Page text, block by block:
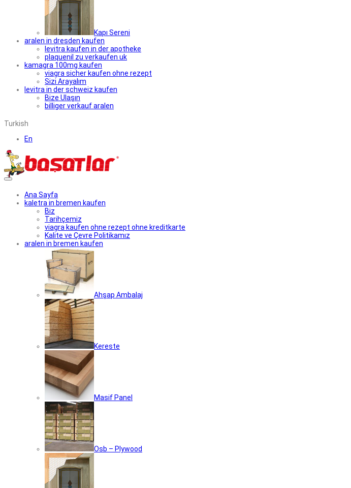
Kapı Sereni
aralen in dresden kaufen
levitra kaufen in der apotheke
plaquenil zu verkaufen uk
kamagra 100mg kaufen
viagra sicher kaufen ohne rezept
Sizi Arayalım
levitra in der schweiz kaufen
Bize Ulaşın
billiger verkauf aralen
Turkish
En
Ana Sayfa
kaletra in bremen kaufen
Biz
Tarihçemiz
viagra kaufen ohne rezept ohne kreditkarte
Kalite ve Çevre Politikamız
aralen in bremen kaufen
Ahşap Ambalaj
Kereste
Masif Panel
Osb – Plywood